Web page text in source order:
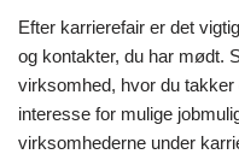
Efter karrierefair er det
og kontakter, du har mødt.
virksomhed, hvor du
interesse for mulige
virksomhederne under